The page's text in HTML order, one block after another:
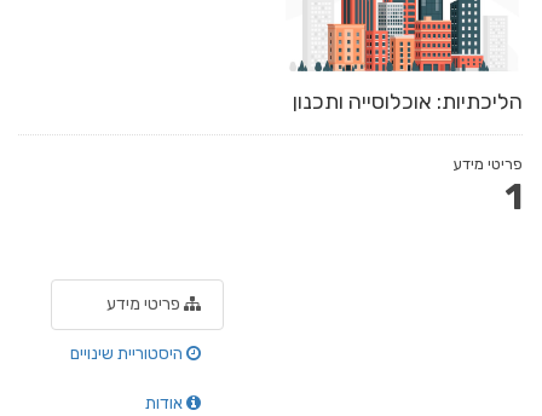
הליכתיות: אוכלוסייה ותכנון
פריטי מידע
1
פריטי מידע
היסטוריית שינויים
אודות